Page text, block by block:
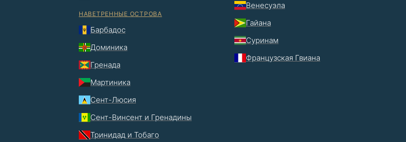
НАВЕТРЕННЫЕ ОСТРОВА
Барбадос
Доминика
Гренада
Мартиника
Сент-Люсия
Сент-Винсент и Гренадины
Тринидад и Тобаго
Венесуэла
Гайана
Суринам
Французская Гвиана